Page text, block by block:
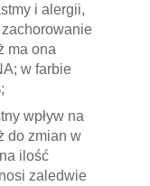
i alergii,
ma ona
w farbie
wpływ na
do zmian w
ilość
zaledwie